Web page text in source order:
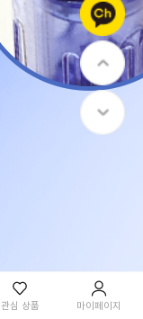
관심 상품 마이페이지